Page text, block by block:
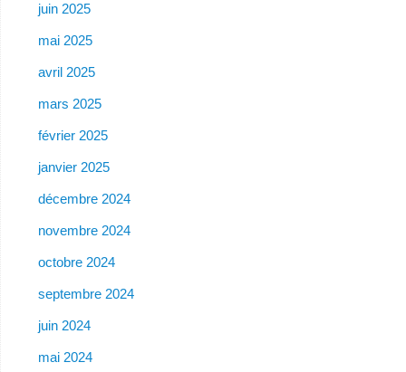
juin 2025
mai 2025
avril 2025
mars 2025
février 2025
janvier 2025
décembre 2024
novembre 2024
octobre 2024
septembre 2024
juin 2024
mai 2024